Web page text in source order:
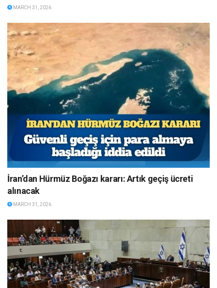
MARCH 31, 2026
İran’dan Hürmüz Boğazı kararı: Artık geçiş ücreti
alınacak
MARCH 31, 2026